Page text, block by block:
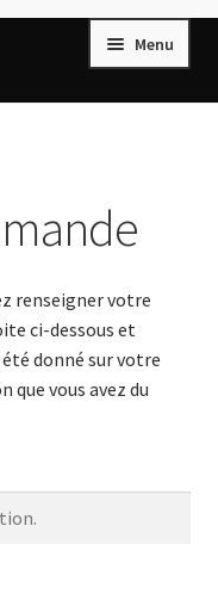
Menu
renseigner votre
ci-dessous et
donné sur votre
que vous avez du